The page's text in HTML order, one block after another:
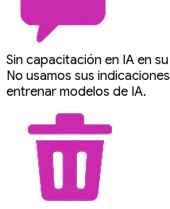
Sin capacitación en IA en
No usamos sus
entrenar modelos de IA.